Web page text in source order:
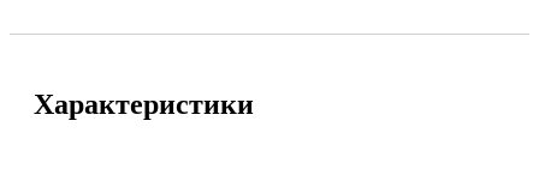
Характеристики